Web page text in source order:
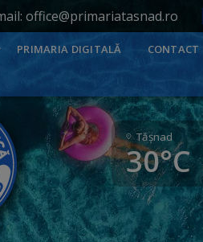
office@primariatasnad.ro
PRIMARIA DIGITALĂ CONTACT
Tăşnad
30°C